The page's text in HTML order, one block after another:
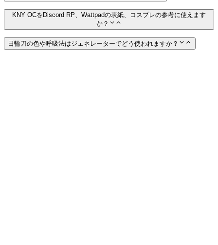
KNY OCをDiscord RP、Wattpadの表紙、コスプレの参考に使えます
か？
日輪刀の色や呼吸法はジェネレーターでどう使われますか？